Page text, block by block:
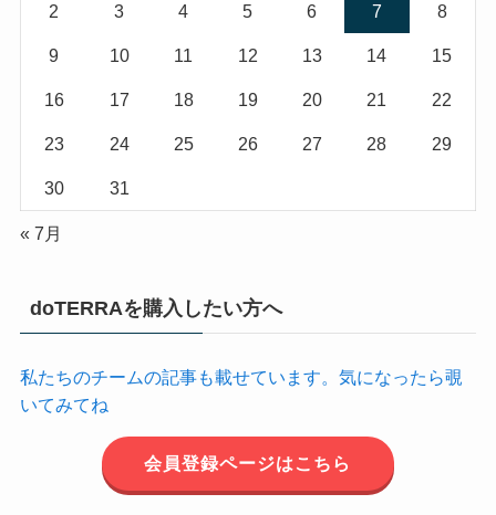
2 3 4 5 6 7 8
9 10 11 12 13 14 15
16 17 18 19 20 21 22
23 24 25 26 27 28 29
30 31
« 7月
doTERRAを購入したい方へ
私たちのチームの記事も載せています。気になったら覗
いてみてね
会員登録ページはこちら